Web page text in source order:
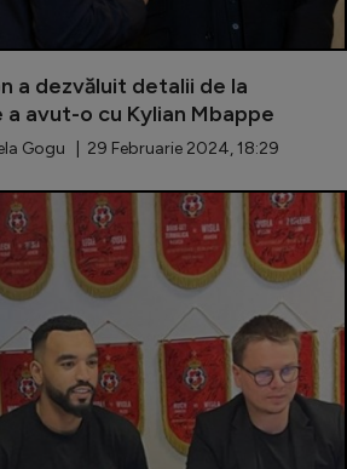
a dezvăluit detalii de la
avut-o cu Kylian Mbappe
Gogu | 29 Februarie 2024, 18:29